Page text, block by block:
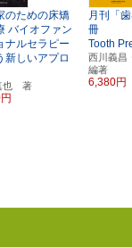
のための床矯
バイオファン
ナルセラピー
新しいアプロ
也 著
月刊「
冊
Tooth
西川義
編著
6,380円